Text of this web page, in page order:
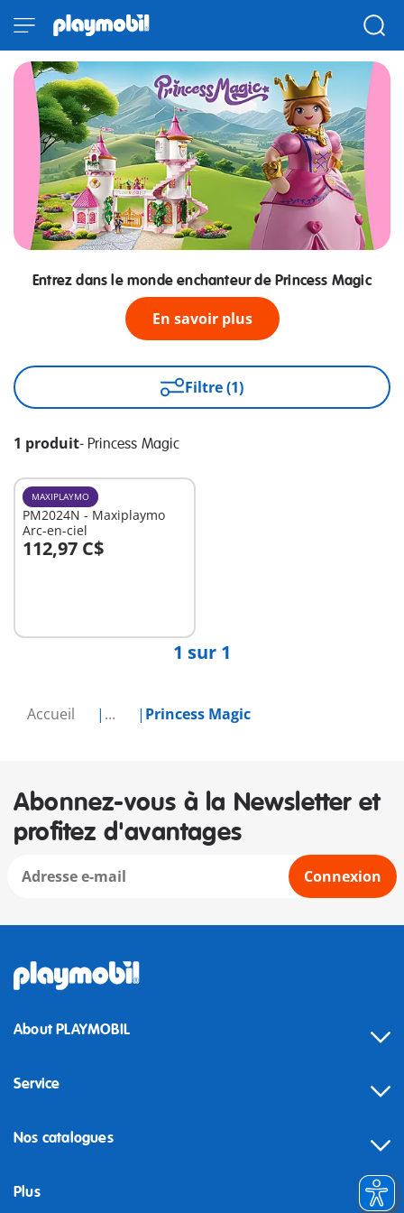
Accueil ... Princess Magic
Entrez dans le monde enchanteur de Princess Magic
En savoir plus
Filtre (1)
1 produit- Princess Magic
MAXIPLAYMO
PM2024N - Maxiplaymo
Arc-en-ciel
112,97 C$
Au panier
1 sur 1
Abonnez-vous à la Newsletter et
profitez d'avantages
Connexion
About PLAYMOBIL
Service
Nos catalogues
Plus